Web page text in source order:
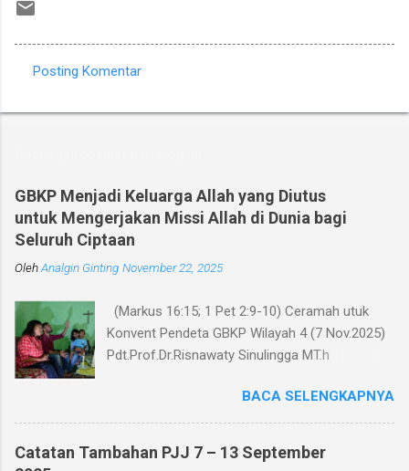
o
n
t
a
r
Posting Komentar
GBKP Menjadi Keluarga Allah yang Diutus
untuk Mengerjakan Missi Allah di Dunia bagi
Seluruh Ciptaan
OlehAnalgin Ginting November 22, 2025
(Markus 16:15; 1 Pet 2:9-10) Ceramah utuk
Konvent Pendeta GBKP Wilayah 4 (7 Nov.2025)
Pdt.Prof.Dr.Risnawaty Sinulingga MT.h
kesempatan berharga saat ini dalam
menyampaikan ceramah tentang visi baru
gereja GBKP. Ceramah ini disampaikan menurut
perumusan visi, dianalisa berdasarkan teks
BACA SELENGKAPNYA
Catatan Tambahan PJJ 7 – 13 September